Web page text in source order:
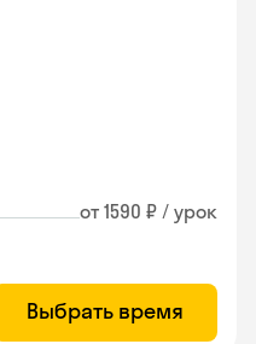
от 1590 ₽ / урок
Выбрать время